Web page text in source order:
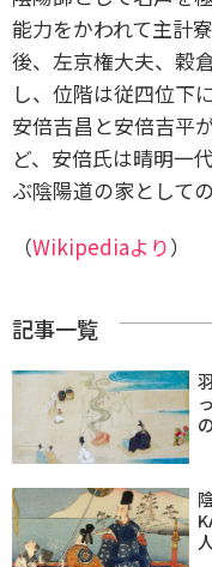
能力をかわれて主計
後、左京権大夫、穀
し、位階は従四位下
安倍吉昌と安倍吉平
ど、安倍氏は晴明一
ぶ陰陽道の家として
（Wikipediaより）
記事一覧